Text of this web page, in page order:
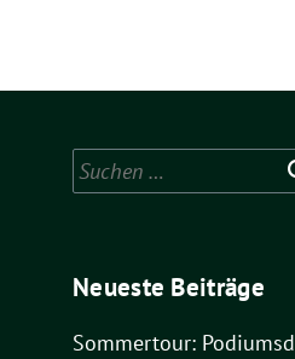
Suchen
nach:
Neueste Beiträge
Sommertour: